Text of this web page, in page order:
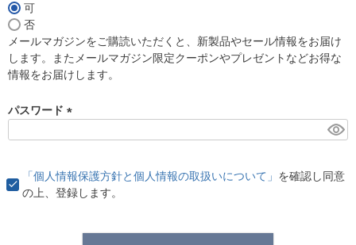
須
)
可
否
メールマガジンをご購読いただくと、新製品やセール情報をお届け
します。またメールマガジン限定クーポンやプレゼントなどお得な
情報をお届けします。
パスワード
)
「個人情報保護方針と個人情報の取扱いについて」 を確認し同意
の上、登録します。